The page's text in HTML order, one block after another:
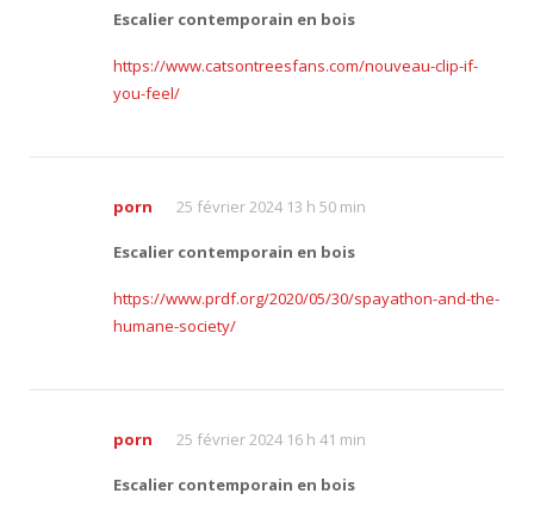
Escalier contemporain en bois
https://www.catsontreesfans.com/nouveau-clip-if-
you-feel/
porn 25 février 2024 13 h 50 min
Escalier contemporain en bois
https://www.prdf.org/2020/05/30/spayathon-and-the-
humane-society/
porn 25 février 2024 16 h 41 min
Escalier contemporain en bois